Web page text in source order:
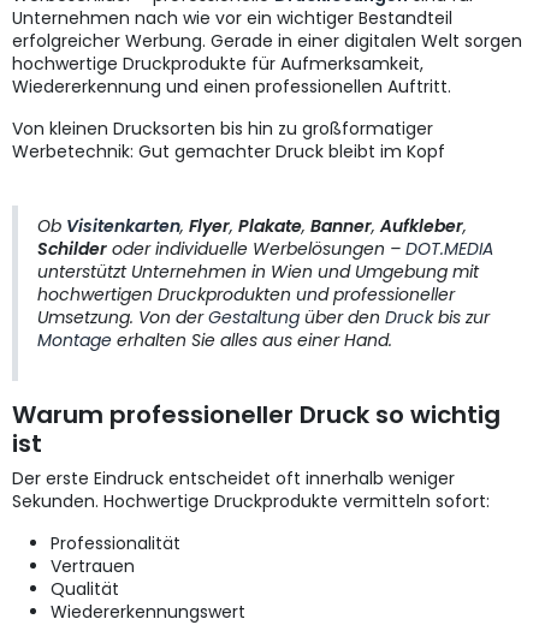
Unternehmen nach wie vor ein wichtiger Bestandteil
erfolgreicher Werbung. Gerade in einer digitalen Welt sorgen
hochwertige Druckprodukte für Aufmerksamkeit,
Wiedererkennung und einen professionellen Auftritt.
Von kleinen Drucksorten bis hin zu großformatiger
Werbetechnik: Gut gemachter Druck bleibt im Kopf
Ob Visitenkarten, Flyer, Plakate, Banner,Aufkleber,
Schilder oder individuelle Werbelösungen – DOT.MEDIA
unterstützt Unternehmen in Wien und Umgebung mit
hochwertigen Druckprodukten und professioneller
Umsetzung. Von derGestaltung über den Druckbis zur
Montage erhalten Sie alles aus einer Hand.
Warum professioneller Druck so wichtig
ist
Der erste Eindruck entscheidet oft innerhalb weniger
Sekunden. Hochwertige Druckprodukte vermitteln sofort:
Professionalität
Vertrauen
Qualität
Wiedererkennungswert